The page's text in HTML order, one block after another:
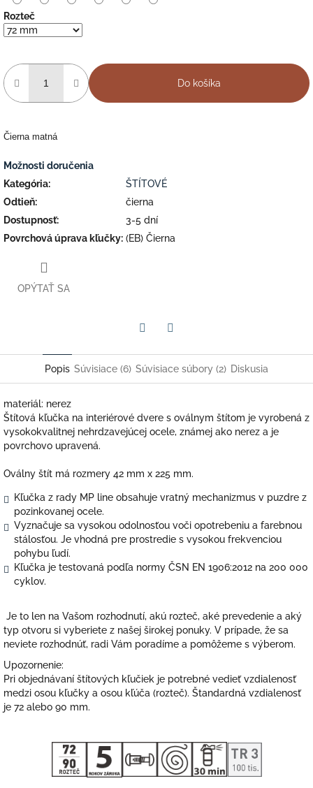
Rozteč
Do košíka
Čierna matná
Možnosti doručenia
Kategória:
ŠTÍTOVÉ
Odtieň:
čierna
Dostupnosť:
3-5 dní
Povrchová úprava kľučky: (EB) Čierna
OPÝTAŤ SA
Popis Súvisiace (6) Súvisiace súbory (2) Diskusia
materiál: nerez
Štítová kľučka na interiérové dvere s oválnym štítom je vyrobená z
vysokokvalitnej nehrdzavejúcej ocele, známej ako nerez a je
povrchovo upravená.
Oválny štít má rozmery 42 mm x 225 mm.
Kľučka z rady MP line obsahuje vratný mechanizmus v puzdre z
pozinkovanej ocele.
Vyznačuje sa vysokou odolnosťou voči opotrebeniu a farebnou
stálosťou. Je vhodná pre prostredie s vysokou frekvenciou
pohybu ľudí.
Kľučka je testovaná podľa normy ČSN EN 1906:2012 na 200 000
cyklov.
Je to len na Vašom rozhodnutí, akú rozteč, aké prevedenie a aký
typ otvoru si vyberiete z našej širokej ponuky. V prípade, že sa
neviete rozhodnúť, radi Vám poradíme a pomôžeme s výberom.
Upozornenie:
Pri objednávaní štítových kľučiek je potrebné vedieť vzdialenosť
medzi osou kľučky a osou kľúča (rozteč). Štandardná vzdialenosť
je 72 alebo 90 mm.